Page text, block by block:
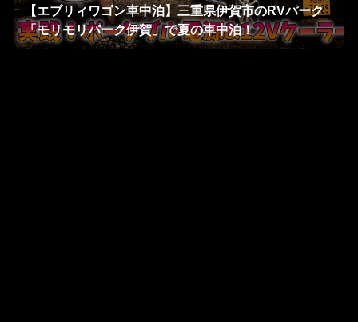
【エブリィワゴン車中泊】三重県伊賀市のRVパーク
「モリモリパーク伊賀」で夏の車中泊！